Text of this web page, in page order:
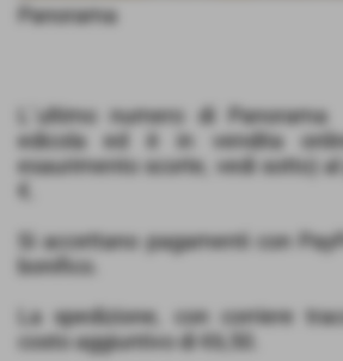
Panorama
L´ultimo numero di
edicola ed è in vendita
esaurimento scorte, vedi sotto) al
Si accettano pagamenti con
bonifico.
La spedizione, con corriere
costo aggiuntivo di €6,50.